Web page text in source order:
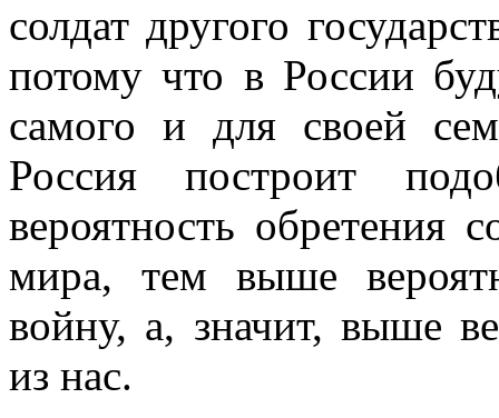
солдат другого
потому что в России
самого и для своей
Россия построит
вероятность обретения
мира, тем выше
войну, а, значит, выше
из нас.